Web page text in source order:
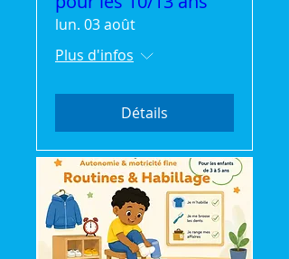
lun. 03 août
Plus d'infos
Détails